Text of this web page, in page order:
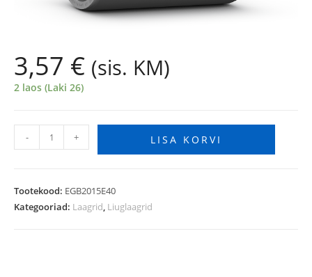
3,57 € (sis. KM)
2 laos (Laki 26)
- + LISA KORVI
Tootekood: EGB2015E40
Kategooriad: Laagrid, Liuglaagrid